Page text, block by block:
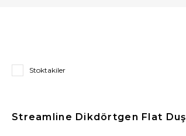
Stoktakiler
Streamline Dikdörtgen Flat Duş